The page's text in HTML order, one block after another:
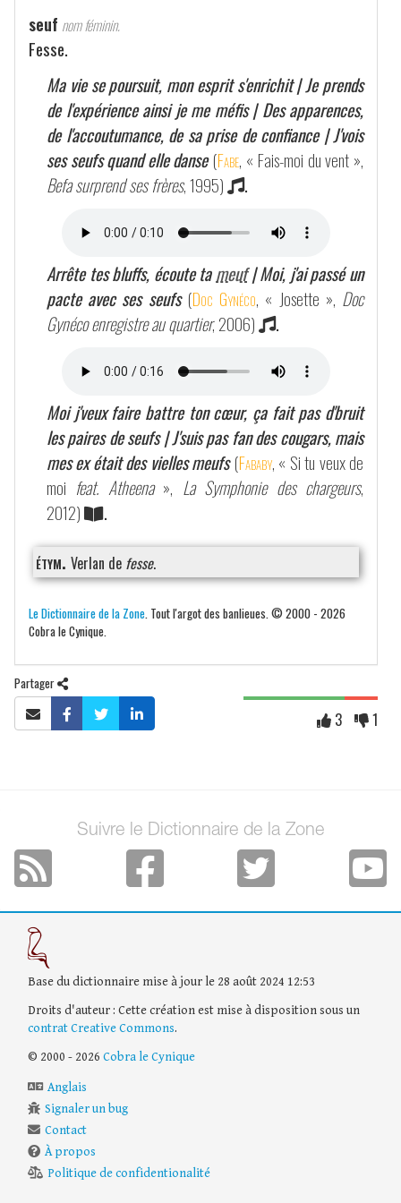
seuf nom féminin.
Fesse.
Ma vie se poursuit, mon esprit s'enrichit | Je prends
de l'expérience ainsi je me méfis | Des apparences,
de l'accoutumance, de sa prise de confiance | J'vois
ses seufs quand elle danse (Fabe, « Fais-moi du vent »,
Befa surprend ses frères, 1995) .
Arrête tes bluffs, écoute tameuf| Moi, j'ai passé un
pacte avec ses seufs (Doc Gynéco, « Josette », Doc
Gynéco enregistre au quartier, 2006) .
Moi j'veux faire battre ton cœur, ça fait pas d'bruit
les paires de seufs | J'suis pas fan des cougars, mais
mes ex était des vielles meufs (Fababy, « Si tu veux de
moi feat. Atheena», La Symphonie des chargeurs,
2012)
.
étym. Verlan de fesse.
Le Dictionnaire de la Zone . Tout l'argot des banlieues. © 2000 - 2026
Cobra le Cynique.
Partager
3 1
Suivre le Dictionnaire de la Zone
Base du dictionnaire mise à jour le 28 août 2024 12:53
Droits d'auteur : Cette création est mise à disposition sous un
contrat Creative Commons.
© 2000 - 2026 Cobra le Cynique
Anglais
Signaler un bug
Contact
À propos
Politique de confidentionalité